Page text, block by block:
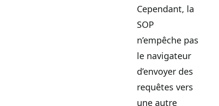
Cependant, la
SOP
n’empêche pas
le navigateur
d’envoyer des
requêtes vers
une autre